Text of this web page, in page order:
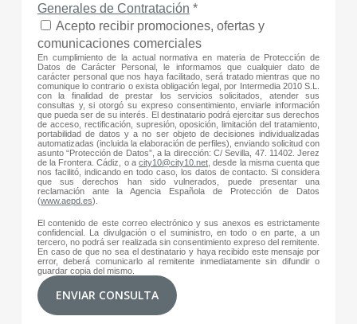
Generales de Contratación *
Acepto recibir promociones, ofertas y
comunicaciones comerciales
En cumplimiento de la actual normativa en materia de Protección de
Datos de Carácter Personal, le informamos que cualquier dato de
carácter personal que nos haya facilitado, será tratado mientras que no
comunique lo contrario o exista obligación legal, por Intermedia 2010 S.L.
con la finalidad de prestar los servicios solicitados, atender sus
consultas y, si otorgó su expreso consentimiento, enviarle información
que pueda ser de su interés. El destinatario podrá ejercitar sus derechos
de acceso, rectificación, supresión, oposición, limitación del tratamiento,
portabilidad de datos y a no ser objeto de decisiones individualizadas
automatizadas (incluida la elaboración de perfiles), enviando solicitud con
asunto “Protección de Datos”, a la dirección: C/ Sevilla, 47. 11402. Jerez
de la Frontera. Cádiz, o acity10@city10.net , desde la misma cuenta que
nos facilitó, indicando en todo caso, los datos de contacto. Si considera
que sus derechos han sido vulnerados, puede presentar una
reclamación ante la Agencia Española de Protección de Datos
(www.aepd.es).
El contenido de este correo electrónico y sus anexos es estrictamente
confidencial. La divulgación o el suministro, en todo o en parte, a un
tercero, no podrá ser realizada sin consentimiento expreso del remitente.
En caso de que no sea el destinatario y haya recibido este mensaje por
error, deberá comunicarlo al remitente inmediatamente sin difundir o
guardar copia del mismo.
ENVIAR CONSULTA